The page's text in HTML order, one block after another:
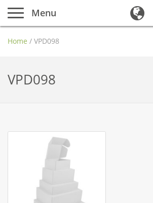
Menu
Home / VPD098
VPD098